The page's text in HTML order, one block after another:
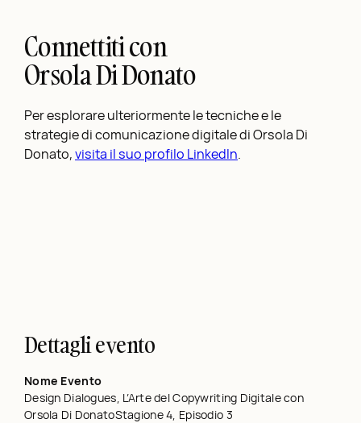
Connettiti con
Orsola Di Donato
Per esplorare ulteriormente le tecniche e le
strategie di comunicazione digitale di Orsola Di
Donato,visita il suo profilo LinkedIn.
Dettagli evento
Nome Evento
Design Dialogues, L’Arte del Copywriting Digitale con
Orsola Di DonatoStagione 4, Episodio 3